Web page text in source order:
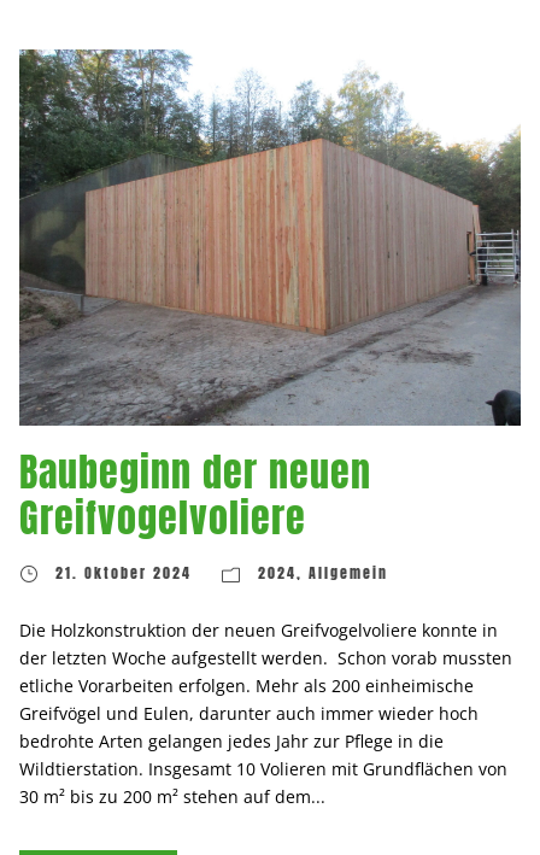
Baubeginn der neuen
Greifvogelvoliere
21. Oktober 2024 2024, Allgemein
Die Holzkonstruktion der neuen Greifvogelvoliere konnte in
der letzten Woche aufgestellt werden. Schon vorab mussten
etliche Vorarbeiten erfolgen. Mehr als 200 einheimische
Greifvögel und Eulen, darunter auch immer wieder hoch
bedrohte Arten gelangen jedes Jahr zur Pflege in die
Wildtierstation. Insgesamt 10 Volieren mit Grundflächen von
30 m² bis zu 200 m² stehen auf dem...